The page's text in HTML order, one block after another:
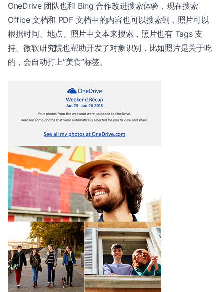
OneDrive 团队也和 Bing 合作改进搜索体验，现在搜索
Office 文档和 PDF 文档中的内容也可以搜索到，照片可以
根据时间、地点、照片中文本来搜索，照片也有 Tags 支
持。微软研究院也帮助开发了对象识别，比如照片是关于吃
的，会自动打上“美食”标签。